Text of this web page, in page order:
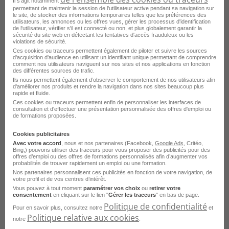
Voir plus
Emploi Hôtesse d'accueil Rennes
Emploi Hôtesse d'accueil Marseille
Emploi Hôtesse d'accueil Cannes
Emploi Hôtesse d'accueil Lille
Emploi Hôtesse d'accueil Bordeaux
Emploi Hôtesse d'accueil Grenoble
Emploi Hôtesse d'accueil La Roche-sur-Yon
Voir toutes les offres Hôtesse d'accueil par ville
Parcourez les offres d'emploi par
métier dansle domaine Secrétariat
Emploi Hôtesse d'accueil
Emploi Secrétaire médical
permettant de maintenir la session de l'utilisateur active pendant sa navigation sur
le site, de stocker des informations temporaires telles que les préférences des
utilisateurs, les annonces ou les offres vues, gérer les processus d'identification
de l'utilisateur, vérifier s'il est connecté ou non, et plus globalement garantir la
sécurité du site web en détectant les tentatives d'accès frauduleux ou les
violations de sécurité.
Ces cookies ou traceurs permettent également de piloter et suivre les sources
d'acquisition d'audience en utilisant un identifiant unique permettant de comprendre
comment nos utilisateurs naviguent sur nos sites et nos applications en fonction
des différentes sources de trafic.
Ils nous permettent également d’observer le comportement de nos utilisateurs afin
d'améliorer nos produits et rendre la navigation dans nos sites beaucoup plus
rapide et fluide.
Ces cookies ou traceurs permettent enfin de personnaliser les interfaces de
consultation et d'effectuer une présentation personnalisée des offres d'emploi ou
de formations proposées.
Cookies publicitaires
Avec votre accord , nous et nos partenaires (Facebook, Google Ads , Critéo,
Bing,) pouvons utiliser des traceurs pour vous proposer des publicités pour des
offres d’emploi ou des offres de formations personnalisés afin d’augmenter vos
probabilités de trouver rapidement un emploi ou une formation.
Nos partenaires personnalisent ces publicités en fonction de votre navigation, de
votre profil et de vos centres d’intérêt.
Vous pouvez à tout moment paramétrer vos choix ou retirer votre
consentement en cliquant sur le lien "Gérer les traceurs" en bas de page.
Pour en savoir plus, consultez notre Politique de confidentialité et
notre Politique relative aux cookies